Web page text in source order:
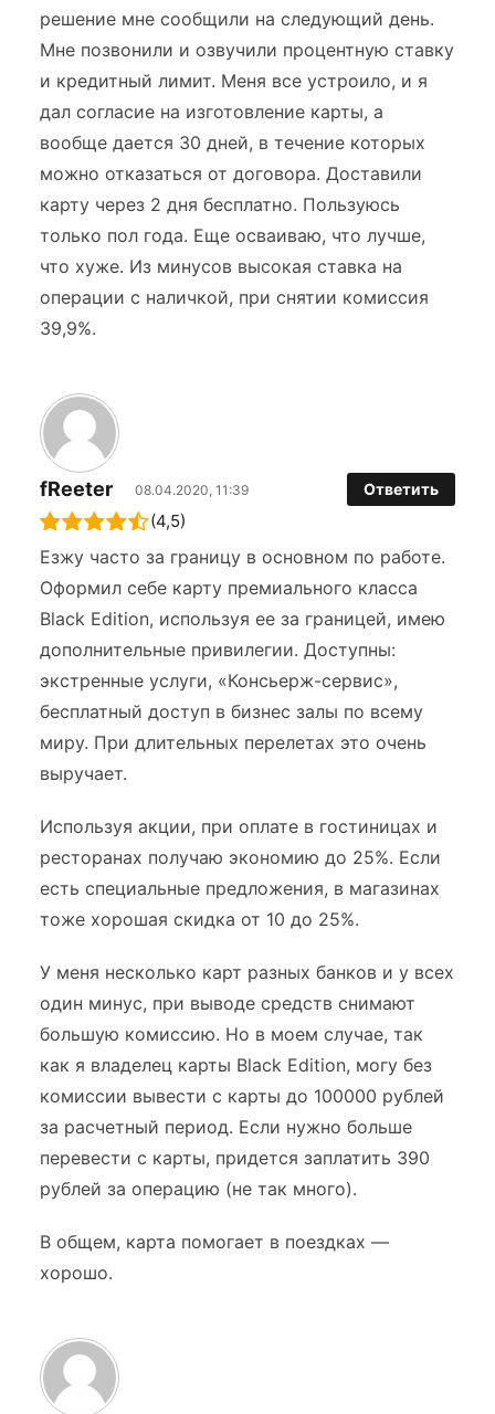
решение мне сообщили на следующий день.
Мне позвонили и озвучили процентную ставку
и кредитный лимит. Меня все устроило, и я
дал согласие на изготовление карты, а
вообще дается 30 дней, в течение которых
можно отказаться от договора. Доставили
карту через 2 дня бесплатно. Пользуюсь
только пол года. Еще осваиваю, что лучше,
что хуже. Из минусов высокая ставка на
операции с наличкой, при снятии комиссия
39,9%.
fReeter 08.04.2020, 11:39 Ответить
(4,5)
Езжу часто за границу в основном по работе.
Оформил себе карту премиального класса
Black Edition, используя ее за границей, имею
дополнительные привилегии. Доступны:
экстренные услуги, «Консьерж-сервис»,
бесплатный доступ в бизнес залы по всему
миру. При длительных перелетах это очень
выручает.
Используя акции, при оплате в гостиницах и
ресторанах получаю экономию до 25%. Если
есть специальные предложения, в магазинах
тоже хорошая скидка от 10 до 25%.
У меня несколько карт разных банков и у всех
один минус, при выводе средств снимают
большую комиссию. Но в моем случае, так
как я владелец карты Black Edition, могу без
комиссии вывести с карты до 100000 рублей
за расчетный период. Если нужно больше
перевести с карты, придется заплатить 390
рублей за операцию (не так много).
В общем, карта помогает в поездках —
хорошо.